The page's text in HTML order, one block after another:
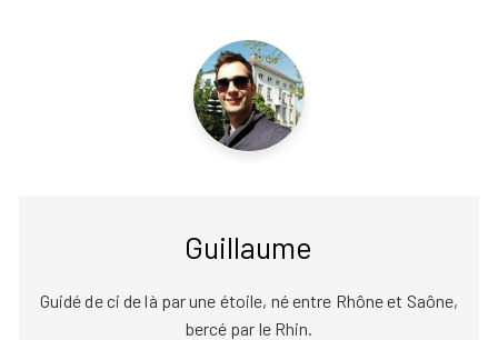
Guillaume
Guidé de ci de là par une étoile, né entre Rhône et Saône,
bercé par le Rhin.